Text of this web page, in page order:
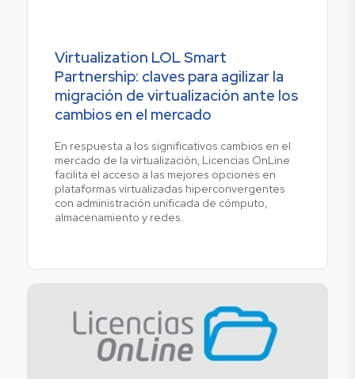
Virtualization LOL Smart
Partnership: claves para agilizar la
migración de virtualización ante los
cambios en el mercado
En respuesta a los significativos cambios en el
mercado de la virtualización, Licencias OnLine
facilita el acceso a las mejores opciones en
plataformas virtualizadas hiperconvergentes
con administración unificada de cómputo,
almacenamiento y redes.